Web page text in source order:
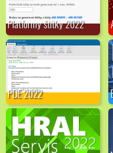
Platformy štítky 2022
PDE 2022